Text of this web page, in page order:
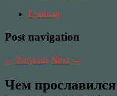
Главная
Post navigation
← Previous Next →
Чем